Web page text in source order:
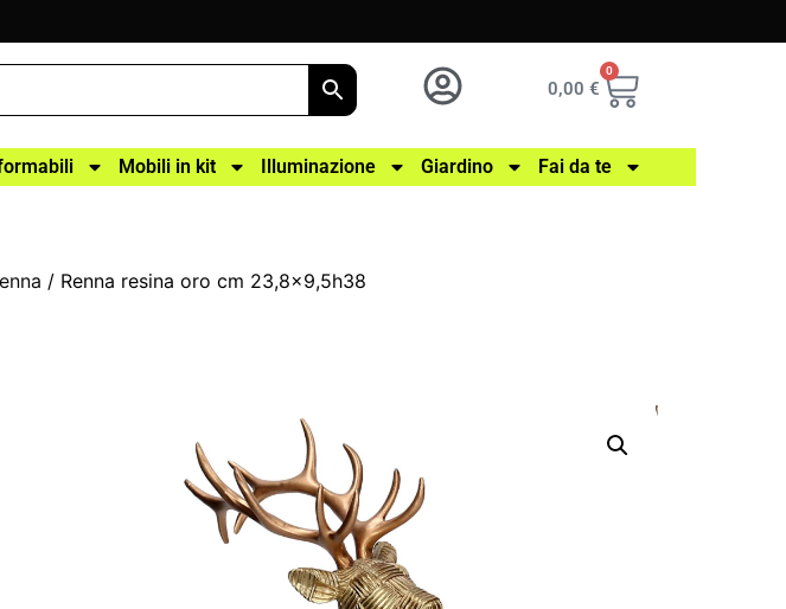
0,00 €
0
Mobili in kit Illuminazione Giardino Fai da te
/ Renna resina oro cm 23,8×9,5h38